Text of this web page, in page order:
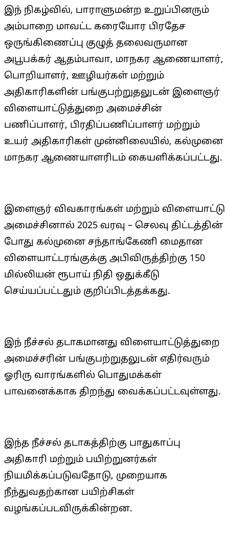
இந் நிகழ்வில், பாராளுமன்ற உறுப்பினரும்
அம்பாறை மாவட்ட கரையோர பிரதேச
ஒருங்கிணைப்பு குழுத் தலைவருமான
அபூபக்கர் ஆதம்பாவா, மாநகர ஆணையாளர்,
பொறியாளர், ஊழியர்கள் மற்றும்
அதிகாரிகளின் பங்குபற்றுதலுடன் இளைஞர்
விளையாட்டுத்துறை அமைச்சின்
பணிப்பாளர், பிரதிப்பணிப்பாளர் மற்றும்
உயர் அதிகாரிகள் முன்னிலையில், கல்முனை
மாநகர ஆணையாளரிடம் கையளிக்கப்பட்டது.
இளைஞர் விவகாரங்கள் மற்றும் விளையாட்டு
அமைச்சினால் 2025 வரவு – செலவு திட்டத்தின்
போது கல்முனை சந்தாங்கேணி மைதான
விளையாட்டரங்குக்கு அபிவிருத்திற்கு 150
மில்லியன் ரூபாய் நிதி ஒதுக்கீடு
செய்யப்பட்டதும் குறிப்பிடத்தக்கது.
இந் நீச்சல் தடாகமானது விளையாட்டுத்துறை
அமைச்சரின் பங்குபற்றுதலுடன் எதிர்வரும்
ஓரிரு வாரங்களில் பொதுமக்கள்
பாவனைக்காக திறந்து வைக்கப்பட்டவுள்ளது.
இந்த நீச்சல் தடாகத்திற்கு பாதுகாப்பு
அதிகாரி மற்றும் பயிற்றுனர்கள்
நியமிக்கப்படுவதோடு, முறையாக
நீந்துவதற்கான பயிற்சிகள்
வழங்கப்படவிருக்கின்றன.